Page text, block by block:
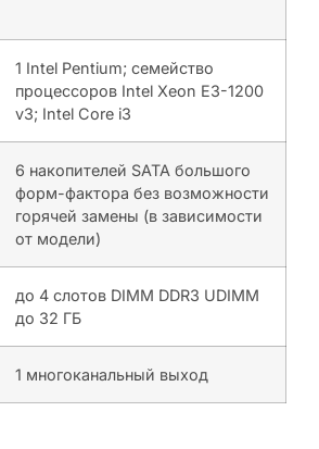
1 Intel Pentium; семейство
процессоров Intel Xeon E3-1200
v3; Intel Core i3
6 накопителей SATA большого
форм-фактора без возможности
горячей замены (в зависимости
от модели)
до 4 слотов DIMM DDR3 UDIMM
до 32 ГБ
1 многоканальный выход